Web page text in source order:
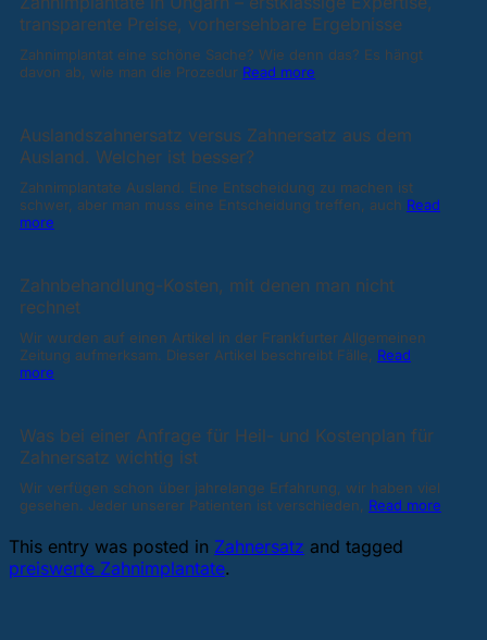
transparente Preise, vorhersehbare Ergebnisse
Zahnimplantat eine schöne Sache? Wie denn das? Es hängt
davon ab, wie man die Prozedur Read more
Auslandszahnersatz versus Zahnersatz aus dem
Ausland. Welcher ist besser?
Zahnimplantate Ausland. Eine Entscheidung zu machen ist
schwer, aber man muss eine Entscheidung treffen, auch Read
more
Zahnbehandlung-Kosten, mit denen man nicht
rechnet
Wir wurden auf einen Artikel in der Frankfurter Allgemeinen
Zeitung aufmerksam. Dieser Artikel beschreibt Fälle, Read
more
Was bei einer Anfrage für Heil- und Kostenplan für
Zahnersatz wichtig ist
Wir verfügen schon über jahrelange Erfahrung, wir haben viel
gesehen. Jeder unserer Patienten ist verschieden, Read more
This entry was posted in Zahnersatz and tagged
preiswerte Zahnimplantate.